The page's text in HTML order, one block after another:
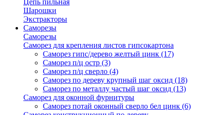
Цепь пильная
Шарошки
Экстракторы
Саморезы
Саморезы
Саморез для крепления листов гипсокартона
Саморез гипс/дерево желтый цинк (17)
Саморез п/ц остр (3)
Саморез п/ц сверло (4)
Саморез по дереву крупный шаг оксид (18)
Саморез по металлу частый шаг оксид (13)
Саморез для оконной фурнитуры
Саморез потай оконный сверло бел цинк (6)